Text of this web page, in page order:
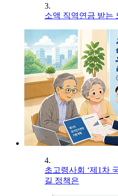
3.
소액 직역연금 받는
4.
초고령사회 ‘제1차
길 정책은